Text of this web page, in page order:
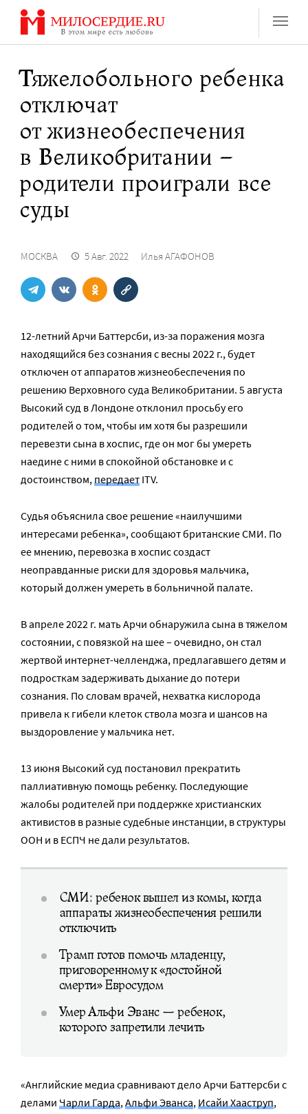
Перейти
содержанию
Тяжелобольного ребенка
отключат
от жизнеобеспечения
в Великобритании –
родители проиграли все
суды
МОСКВА 5 Авг. 2022 Илья АГАФОНОВ
12-летний Арчи Баттерсби, из-за поражения мозга
находящийся без сознания с весны 2022 г., будет
отключен от аппаратов жизнеобеспечения по
решению Верховного суда Великобритании. 5 августа
Высокий суд в Лондоне отклонил просьбу его
родителей о том, чтобы им хотя бы разрешили
перевезти сына в хоспис, где он мог бы умереть
наедине с ними в спокойной обстановке и с
достоинством,передает ITV.
Судья объяснила свое решение «наилучшими
интересами ребенка», сообщают британские СМИ. По
ее мнению, перевозка в хоспис создаст
неоправданные риски для здоровья мальчика,
который должен умереть в больничной палате.
В апреле 2022 г. мать Арчи обнаружила сына в тяжелом
состоянии, с повязкой на шее – очевидно, он стал
жертвой интернет-челленджа, предлагавшего детям и
подросткам задерживать дыхание до потери
сознания. По словам врачей, нехватка кислорода
привела к гибели клеток ствола мозга и шансов на
выздоровление у мальчика нет.
13 июня Высокий суд постановил прекратить
паллиативную помощь ребенку. Последующие
жалобы родителей при поддержке христианских
активистов в разные судебные инстанции, в структуры
ООН и в ЕСПЧ не дали результатов.
СМИ: ребенок вышел из комы, когда
аппараты жизнеобеспечения решили
отключить
Трамп готов помочь младенцу,
приговоренному к «достойной
смерти» Евросудом
Умер Альфи Эванс — ребенок,
которого запретили лечить
«Английские медиа сравнивают дело Арчи Баттерсби с
делами Чарли Гарда,Альфи Эванса,Исайи Хааструп,